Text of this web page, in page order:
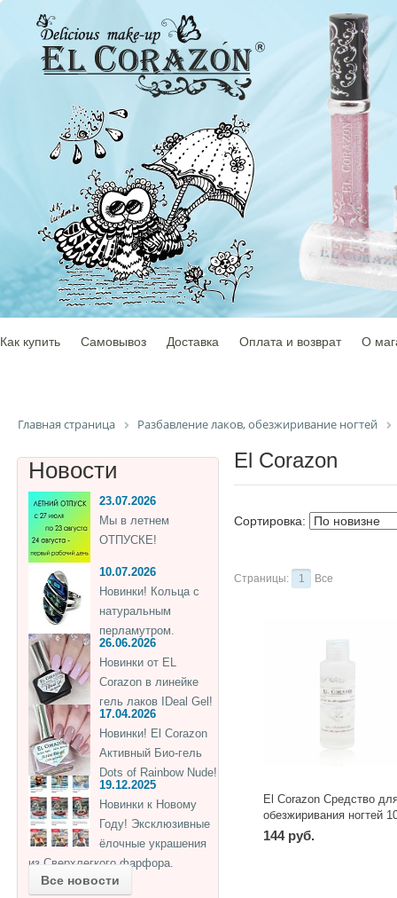
Как купить Самовывоз Доставка Оплата и возврат О
Главная страница Разбавление лаков, обезжиривание ногтей
El Corazon
Сортировка:
Страницы: 1 Все
El Corazon Средство
обезжиривания ногтей
мл
144 руб.
Новости
23.07.2026
Мы в летнем
ОТПУСКЕ!
10.07.2026
Новинки! Кольца с
натуральным
перламутром.
26.06.2026
Новинки от EL
Corazon в линейке
гель лаков IDeal Gel!
17.04.2026
Новинки! El Corazon
Активный Био-гель
Dots of Rainbow Nude!
19.12.2025
Новинки к Новому
Году! Эксклюзивные
ёлочные украшения
из Сверхлегкого фарфора.
Все новости